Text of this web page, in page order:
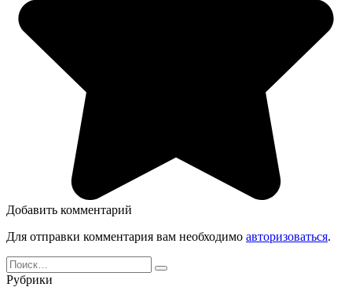
Добавить комментарий
Для отправки комментария вам необходимо авторизоваться.
Search
for:
Рубрики